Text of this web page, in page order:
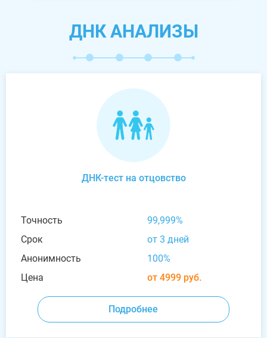
ДНК АНАЛИЗЫ
ДНК-тест на отцовство
Точность
99,999%
Срок
от 3 дней
Анонимность
100%
Цена
от 4999 руб.
Подробнее